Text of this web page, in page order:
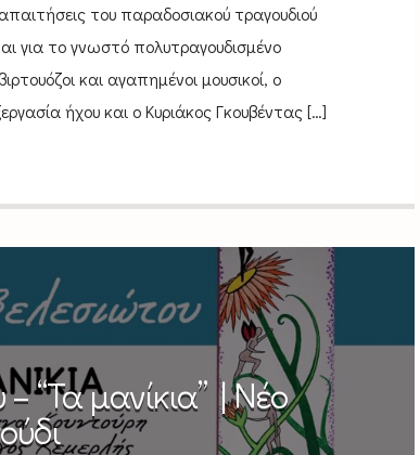
του παραδοσιακού τραγουδιού
για το γνωστό πολυτραγουδισμένο
και αγαπημένοι μουσικοί, ο
ήχου και ο Κυριάκος Γκουβέντας […]
“Τα μανίκια” | Νέο